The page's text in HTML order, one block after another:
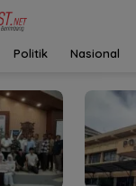
Politik Nasional